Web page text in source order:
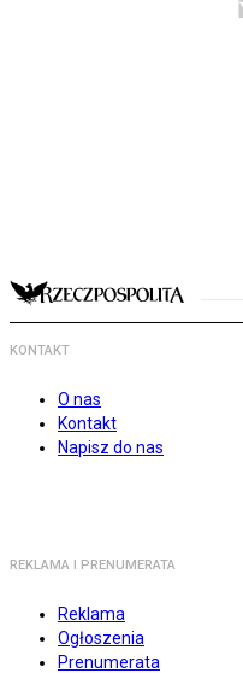
KONTAKT
O nas
Kontakt
Napisz do nas
REKLAMA I PRENUMERATA
Reklama
Ogłoszenia
Prenumerata